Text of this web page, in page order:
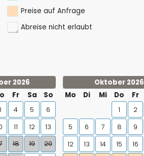
Preise auf Anfrage
Abreise nicht erlaubt
2026
Fr Sa So
4 5
6
11 12
13
18 19
20
Oktober 2026
Mo
Di Mi Do Fr
1 2
5
6 7 8 9
12
13 14 15 16